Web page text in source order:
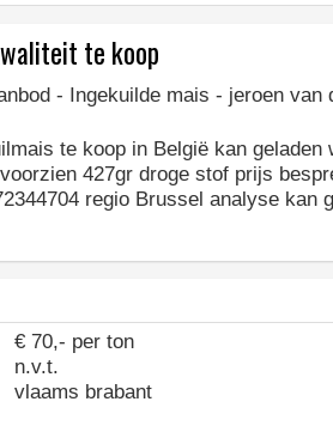
te koop
- Ingekuilde mais - jeroen van
te koop in België kan geladen
427gr droge stof prijs
regio Brussel analyse kan
€ 70,- per ton
n.v.t.
vlaams brabant